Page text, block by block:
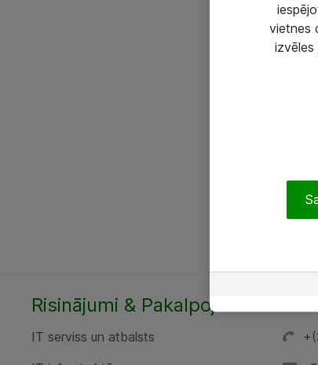
Risinājumi & Pakalpojumi
IT serviss un atbalsts
vietnes